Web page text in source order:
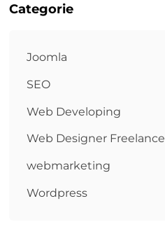
Categorie
Joomla
SEO
Web Developing
Web Designer Freelance
webmarketing
Wordpress